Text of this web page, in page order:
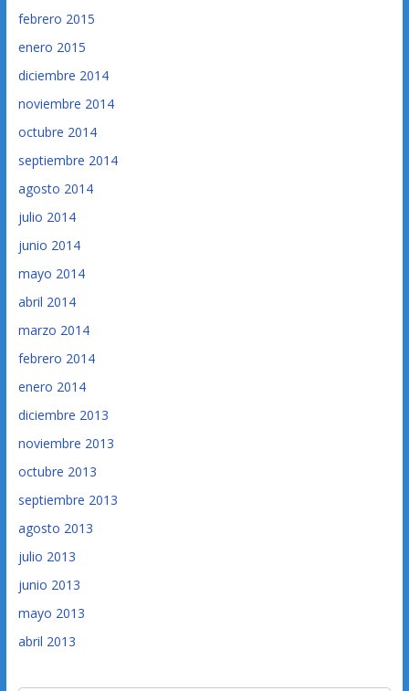
febrero 2015
enero 2015
diciembre 2014
noviembre 2014
octubre 2014
septiembre 2014
agosto 2014
julio 2014
junio 2014
mayo 2014
abril 2014
marzo 2014
febrero 2014
enero 2014
diciembre 2013
noviembre 2013
octubre 2013
septiembre 2013
agosto 2013
julio 2013
junio 2013
mayo 2013
abril 2013